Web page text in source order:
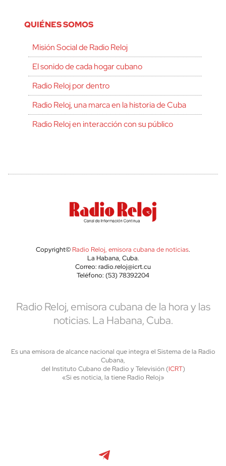
QUIÉNES SOMOS
Misión Social de Radio Reloj
El sonido de cada hogar cubano
Radio Reloj por dentro
Radio Reloj, una marca en la historia de Cuba
Radio Reloj en interacción con su público
Copyright© Radio Reloj, emisora cubana de noticias.
La Habana, Cuba.
Correo: radio.reloj@icrt.cu
Teléfono: (53) 78392204
Radio Reloj, emisora cubana de la hora y las
noticias. La Habana, Cuba.
Es una emisora de alcance nacional que integra el Sistema de la Radio
Cubana,
del Instituto Cubano de Radio y Televisión (ICRT)
«Si es noticia, la tiene Radio Reloj»